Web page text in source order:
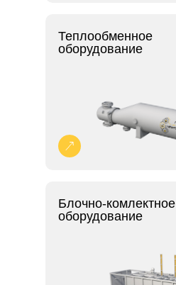
Блочно-комлектное
оборудование
Теплообменное
оборудование